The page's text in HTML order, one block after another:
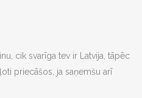
cik svarīga tev ir Latvija, tāpēc
priecāšos, ja saņemšu arī